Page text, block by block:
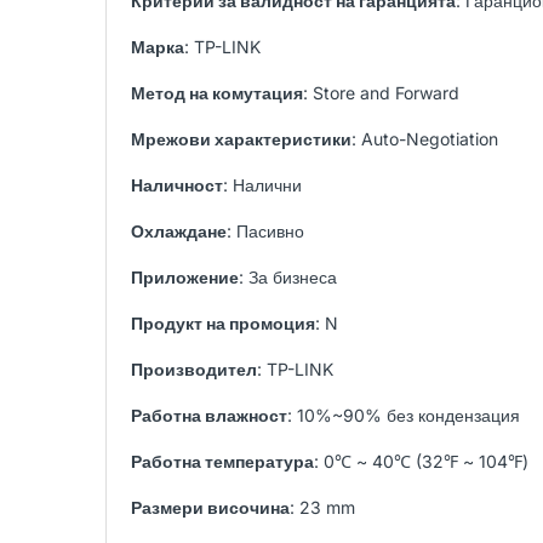
Марка: TP-LINK
Метод на комутация: Store and Forward
Мрежови характеристики: Auto-Negotiation
Наличност: Налични
Охлаждане: Пасивно
Приложение: За бизнеса
Продукт на промоция: N
Производител: TP-LINK
Работна влажност: 10%~90% без кондензация
Работна температура: 0℃ ~ 40℃ (32℉ ~ 104℉)
Размери височина: 23 mm